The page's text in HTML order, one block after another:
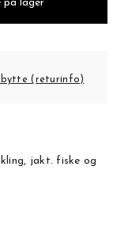
på lager
(returinfo)
jakt. fiske og